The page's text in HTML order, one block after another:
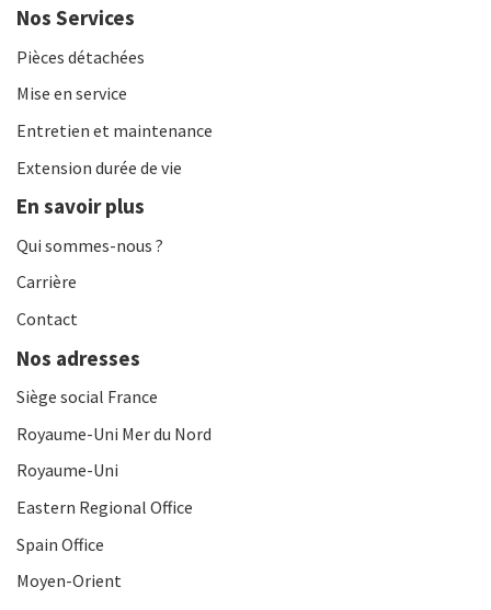
Nos Services
Pièces détachées
Mise en service
Entretien et maintenance
Extension durée de vie
En savoir plus
Qui sommes-nous ?
Carrière
Contact
Nos adresses
Siège social France
Royaume-Uni Mer du Nord
Royaume-Uni
Eastern Regional Office
Spain Office
Moyen-Orient